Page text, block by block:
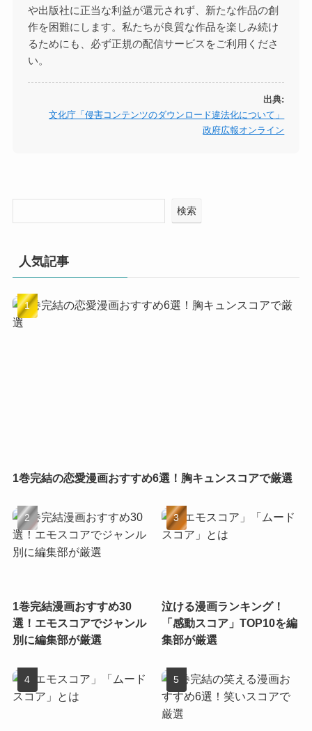
や出版社に正当な利益が還元されず、新たな作品の創
作を困難にします。私たちが良質な作品を楽しみ続け
るためにも、必ず正規の配信サービスをご利用くださ
い。
出典:
文化庁「侵害コンテンツのダウンロード違法化について」
政府広報オンライン
検索
人気記事
1巻完結の恋愛漫画おすすめ6選！胸キュンスコアで厳選
1巻完結漫画おすすめ30
選！エモスコアでジャンル
別に編集部が厳選
泣ける漫画ランキング！
「感動スコア」TOP10を編
集部が厳選